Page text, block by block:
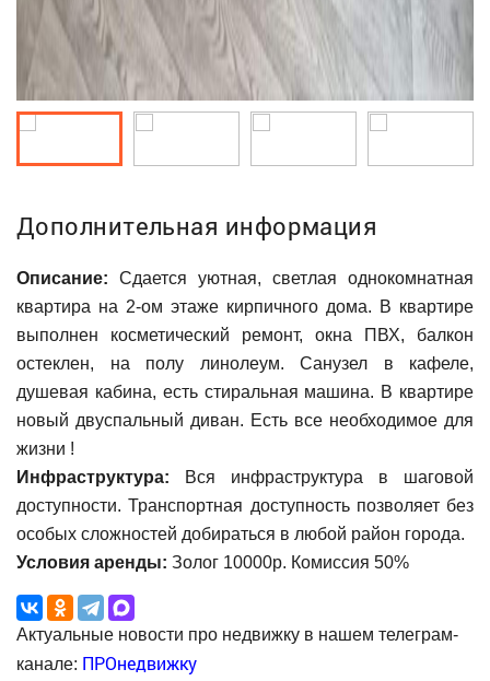
Дополнительная информация
Описание: Сдается уютная, светлая однокомнатная
квартира на 2-ом этаже кирпичного дома. В квартире
выполнен косметический ремонт, окна ПВХ, балкон
остеклен, на полу линолеум. Санузел в кафеле,
душевая кабина, есть стиральная машина. В квартире
новый двуспальный диван. Есть все необходимое для
жизни !
Инфраструктура: Вся инфраструктура в шаговой
доступности. Транспортная доступность позволяет без
особых сложностей добираться в любой район города.
Условия аренды: Золог 10000р. Комиссия 50%
Актуальные новости про недвижку в нашем телеграм-
канале: ПРОнедвижку